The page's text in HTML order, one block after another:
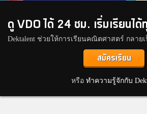
ดู VDO ได้ 24 ชม. เริ่มเรียนได้
Dektalent ช่วยให้การเรียนคณิตศาสตร์ กลายเ
สมัครเรียน
หรือ ทำความรู้จักกับ